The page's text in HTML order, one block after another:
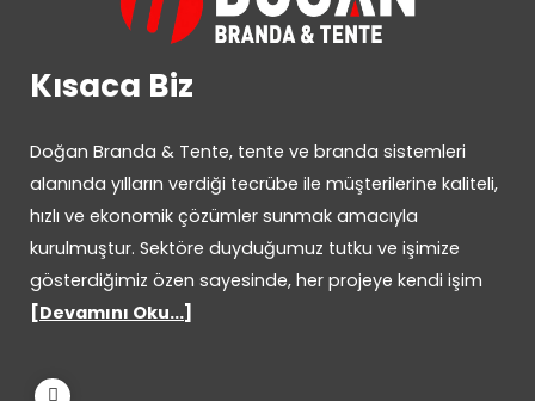
Kısaca Biz
Doğan Branda & Tente, tente ve branda sistemleri
alanında yılların verdiği tecrübe ile müşterilerine kaliteli,
hızlı ve ekonomik çözümler sunmak amacıyla
kurulmuştur. Sektöre duyduğumuz tutku ve işimize
gösterdiğimiz özen sayesinde, her projeye kendi işim
[Devamını Oku...]